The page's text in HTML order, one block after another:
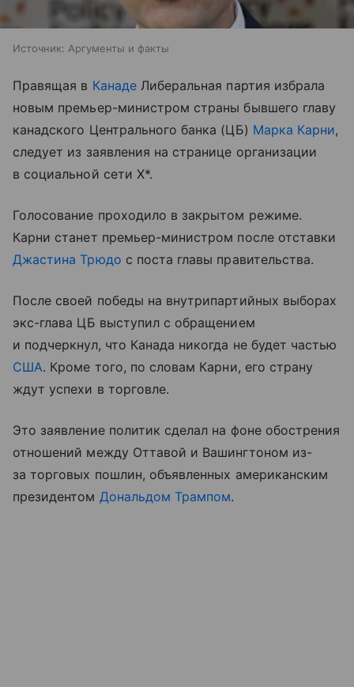
Источник: Аргументы и факты
Правящая в КанадеЛиберальная партия избрала
новым премьер-министром страны бывшего главу
канадского Центрального банка (ЦБ) Марка Карни,
следует из заявления на странице организации
в социальной сети X*.
Голосование проходило в закрытом режиме.
Карни станет премьер-министром после отставки
Джастина Трюдо с поста главы правительства.
После своей победы на внутрипартийных выборах
экс-глава ЦБ выступил с обращением
и подчеркнул, что Канада никогда не будет частью
США. Кроме того, по словам Карни, его страну
ждут успехи в торговле.
Это заявление политик сделал на фоне обострения
отношений между Оттавой и Вашингтоном из-
за торговых пошлин, объявленных американским
президентом Дональдом Трампом.